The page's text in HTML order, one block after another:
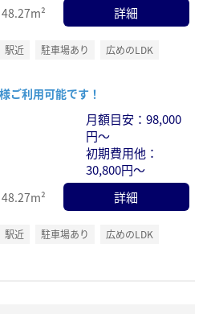
48.27m² 詳細
駅近 駐車場あり 広めのLDK
ご利用可能です！
月額目安：98,000
円～
初期費用他：
30,800円～
48.27m² 詳細
駅近 駐車場あり 広めのLDK